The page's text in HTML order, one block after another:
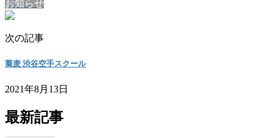
お知らせ
次の記事
蕎麦 渋谷空手スクール
2021年8月13日
最新記事